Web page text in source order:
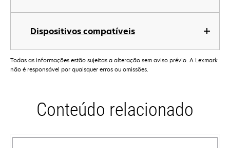
Dispositivos compatíveis
Todas as informações estão sujeitas a alteração sem aviso prévio. A Lexmark
não é responsável por quaisquer erros ou omissões.
Conteúdo relacionado